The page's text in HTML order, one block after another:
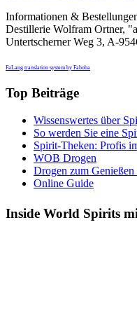
Informationen &
Destillerie Wolfram Ortner,
Untertscherner Weg 3, A-
FaLang translation system by Faboba
Top Beiträge
Wissenswertes über
So werden Sie eine
Spirit-Theken: Profis
WOB Drogen
Drogen zum
Online Guide
Inside World Spirits